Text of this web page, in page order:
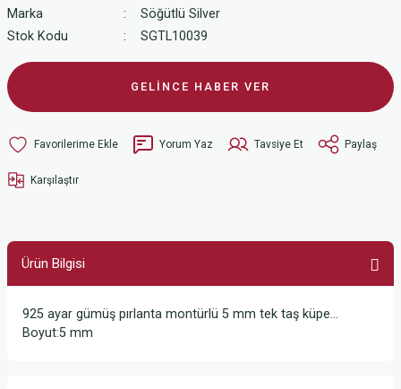
Marka
Söğütlü Silver
Stok Kodu
SGTL10039
GELİNCE HABER VER
Yorum Yaz Tavsiye Et Paylaş
Karşılaştır
Ürün Bilgisi
925 ayar gümüş pırlanta montürlü 5 mm tek taş küpe…
Boyut:5 mm